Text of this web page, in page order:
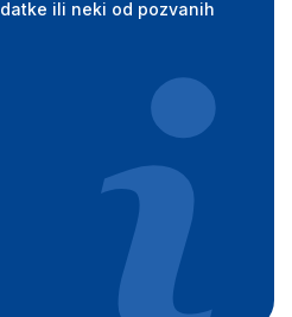
ili neki od pozvanih